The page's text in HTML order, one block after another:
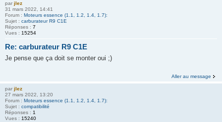
par jlez
31 mars 2022, 14:41
Forum : Moteurs essence (1.1, 1.2, 1.4, 1.7):
Sujet : carburateur R9 C1E
Réponses : 7
Vues : 15254
Re: carburateur R9 C1E
Je pense que ça doit se monter oui ;)
Aller au message
par jlez
27 mars 2022, 13:20
Forum : Moteurs essence (1.1, 1.2, 1.4, 1.7):
Sujet : compatibilité
Réponses : 1
Vues : 15240